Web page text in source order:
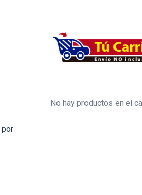
No hay productos en el